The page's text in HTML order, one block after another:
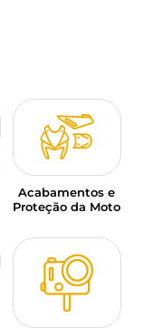
Acabamentos e
Proteção da Moto